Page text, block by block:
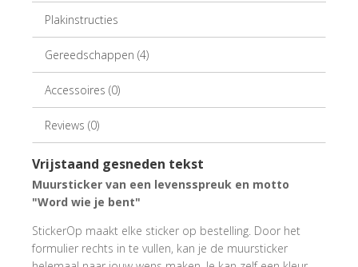
Plakinstructies
Gereedschappen (4)
Accessoires (0)
Reviews (0)
Vrijstaand gesneden tekst
Muursticker van een levensspreuk en motto
"Word wie je bent"
StickerOp maakt elke sticker op bestelling. Door het
formulier rechts in te vullen, kan je de muursticker